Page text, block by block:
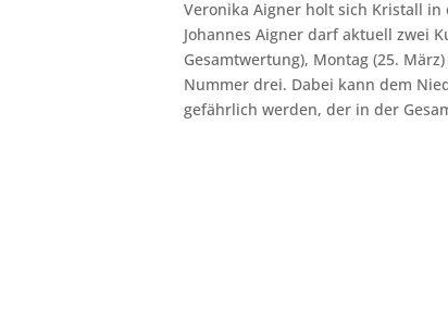
Veronika Aigner holt sich Kristall
Johannes Aigner darf aktuell zwei
Gesamtwertung), Montag (25.
Nummer drei. Dabei kann dem
gefährlich werden, der in der